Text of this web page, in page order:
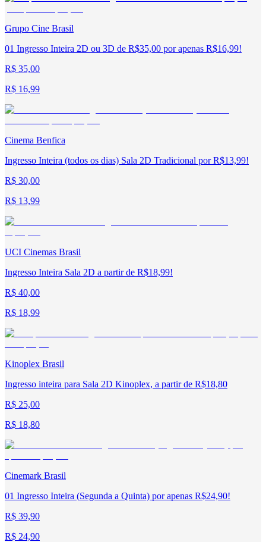
Grupo Cine Brasil
01 Ingresso Inteira 2D ou 3D de R$35,00 por apenas R$16,99!
R$ 35,00
R$ 16,99
Cinema Benfica
Ingresso Inteira (todos os dias) Sala 2D Tradicional por R$13,99!
R$ 30,00
R$ 13,99
UCI Cinemas Brasil
Ingresso Inteira Sala 2D a partir de R$18,99!
R$ 40,00
R$ 18,99
Kinoplex Brasil
Ingresso inteira para Sala 2D Kinoplex, a partir de R$18,80
R$ 25,00
R$ 18,80
Cinemark Brasil
01 Ingresso Inteira (Segunda a Quinta) por apenas R$24,90!
R$ 39,90
R$ 24,90